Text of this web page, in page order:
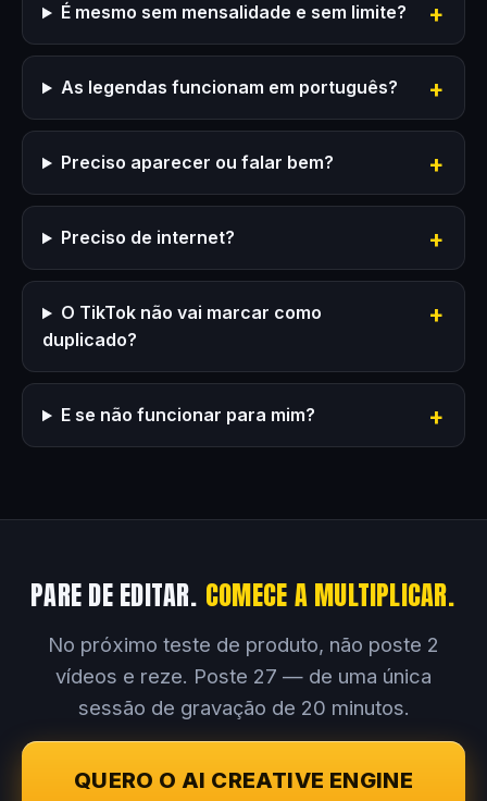
É mesmo sem mensalidade e sem limite?
As legendas funcionam em português?
Preciso aparecer ou falar bem?
Preciso de internet?
O TikTok não vai marcar como
duplicado?
E se não funcionar para mim?
PARE DE EDITAR. COMECE A MULTIPLICAR.
No próximo teste de produto, não poste 2
vídeos e reze. Poste 27 — de uma única
sessão de gravação de 20 minutos.
QUERO O AI CREATIVE ENGINE